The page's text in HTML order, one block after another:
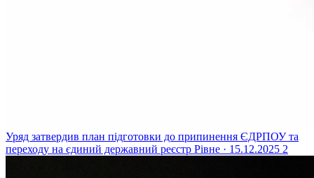
Уряд затвердив план підготовки до припинення ЄДРПОУ та
переходу на єдиний державний реєстр Рівне · 15.12.2025 2